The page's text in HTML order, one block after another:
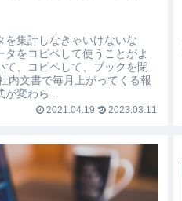
を集計しなきゃいけないな
タをコピペして使うことがよ
て、コピペして、ブックを閉
内文書で毎月上がってくる報
変わら...
2021.04.19 2023.03.11